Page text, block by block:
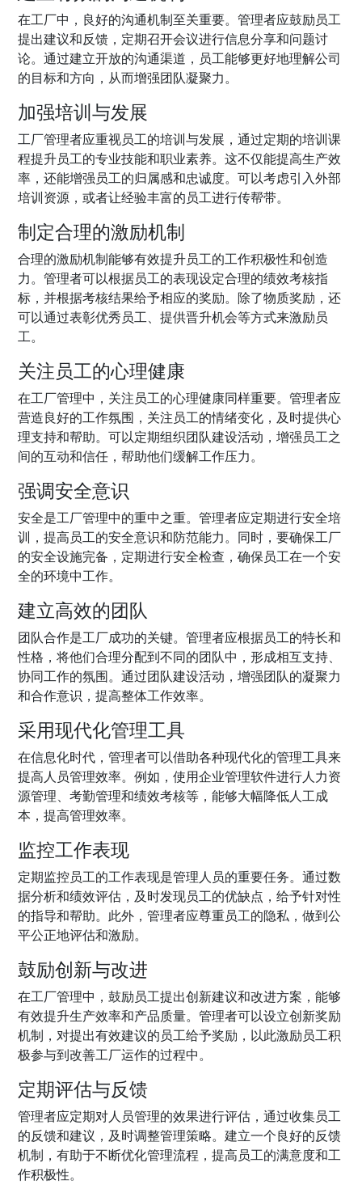
在工厂中，良好的沟通机制至关重要。管理者应鼓励员工
提出建议和反馈，定期召开会议进行信息分享和问题讨
论。通过建立开放的沟通渠道，员工能够更好地理解公司
的目标和方向，从而增强团队凝聚力。
加强培训与发展
工厂管理者应重视员工的培训与发展，通过定期的培训课
程提升员工的专业技能和职业素养。这不仅能提高生产效
率，还能增强员工的归属感和忠诚度。可以考虑引入外部
培训资源，或者让经验丰富的员工进行传帮带。
制定合理的激励机制
合理的激励机制能够有效提升员工的工作积极性和创造
力。管理者可以根据员工的表现设定合理的绩效考核指
标，并根据考核结果给予相应的奖励。除了物质奖励，还
可以通过表彰优秀员工、提供晋升机会等方式来激励员
工。
关注员工的心理健康
在工厂管理中，关注员工的心理健康同样重要。管理者应
营造良好的工作氛围，关注员工的情绪变化，及时提供心
理支持和帮助。可以定期组织团队建设活动，增强员工之
间的互动和信任，帮助他们缓解工作压力。
强调安全意识
安全是工厂管理中的重中之重。管理者应定期进行安全培
训，提高员工的安全意识和防范能力。同时，要确保工厂
的安全设施完备，定期进行安全检查，确保员工在一个安
全的环境中工作。
建立高效的团队
团队合作是工厂成功的关键。管理者应根据员工的特长和
性格，将他们合理分配到不同的团队中，形成相互支持、
协同工作的氛围。通过团队建设活动，增强团队的凝聚力
和合作意识，提高整体工作效率。
采用现代化管理工具
在信息化时代，管理者可以借助各种现代化的管理工具来
提高人员管理效率。例如，使用企业管理软件进行人力资
源管理、考勤管理和绩效考核等，能够大幅降低人工成
本，提高管理效率。
监控工作表现
定期监控员工的工作表现是管理人员的重要任务。通过数
据分析和绩效评估，及时发现员工的优缺点，给予针对性
的指导和帮助。此外，管理者应尊重员工的隐私，做到公
平公正地评估和激励。
鼓励创新与改进
在工厂管理中，鼓励员工提出创新建议和改进方案，能够
有效提升生产效率和产品质量。管理者可以设立创新奖励
机制，对提出有效建议的员工给予奖励，以此激励员工积
极参与到改善工厂运作的过程中。
定期评估与反馈
管理者应定期对人员管理的效果进行评估，通过收集员工
的反馈和建议，及时调整管理策略。建立一个良好的反馈
机制，有助于不断优化管理流程，提高员工的满意度和工
作积极性。